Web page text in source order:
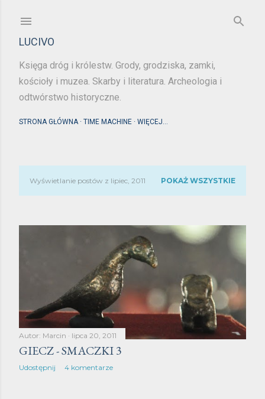
LUCIVO
Księga dróg i królestw. Grody, grodziska, zamki,
kościoły i muzea. Skarby i literatura. Archeologia i
odtwórstwo historyczne.
STRONA GŁÓWNA TIME MACHINE WIĘCEJ…
Wyświetlanie postów z lipiec, 2011 POKAŻ WSZYSTKIE
Autor: Marcin lipca 20, 2011
GIECZ - SMACZKI 3
Udostępnij 4 komentarze